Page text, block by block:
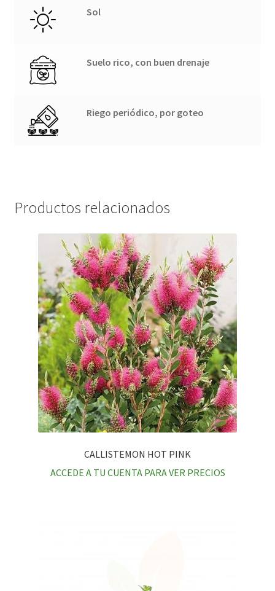
Sol
Suelo rico, con buen drenaje
Riego periódico, por goteo
Productos relacionados
CALLISTEMON HOT PINK
ACCEDE A TU CUENTA PARA VER PRECIOS